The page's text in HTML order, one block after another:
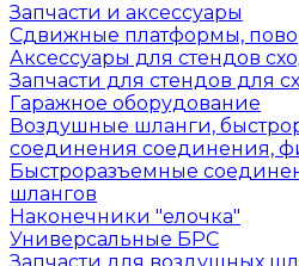
Запчасти и аксессуары
Сдвижные платформы,
Аксессуары для стендов
Запчасти для стендов для
Гаражное оборудование
Воздушные шланги,
соединения соединения,
Быстроразъемные
шлангов
Наконечники "елочка"
Универсальные БРС